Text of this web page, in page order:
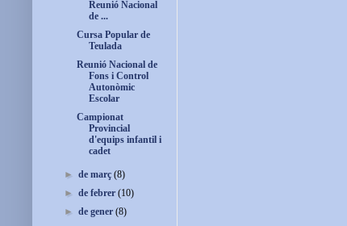
Reunió Nacional
de ...
Cursa Popular de
Teulada
Reunió Nacional de
Fons i Control
Autonòmic
Escolar
Campionat
Provincial
d'equips infantil i
cadet
►de març(8)
►de febrer(10)
►de gener(8)